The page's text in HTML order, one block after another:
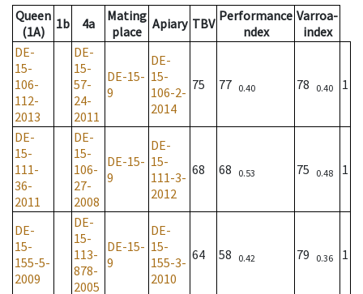
Queen
(1A)
1b 4a
Mating
place
Apiary TBV Performance
ndex
Varroa-
index
DE-
15-
106-
112-
2013
DE-
15-
57-
24-
2011
DE-15-
9
DE-
15-
106-2-
2014
75 77 0.40 78 0.40 1
DE-
15-
111-
36-
2011
DE-
15-
106-
27-
2008
DE-15-
9
DE-
15-
111-3-
2012
68 68 0.53 75 0.48 1
DE-
15-
155-5-
2009
DE-
15-
113-
878-
2005
DE-15-
9
DE-
15-
155-3-
2010
64 58 0.42 79 0.36 1